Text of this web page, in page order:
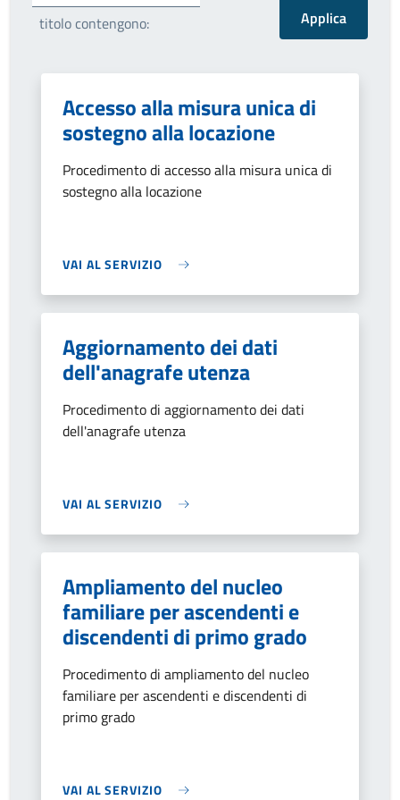
titolo contengono:
Accesso alla misura unica di
sostegno alla locazione
Procedimento di accesso alla misura unica di
sostegno alla locazione
VAI AL SERVIZIO
Aggiornamento dei dati
dell'anagrafe utenza
Procedimento di aggiornamento dei dati
dell'anagrafe utenza
VAI AL SERVIZIO
Ampliamento del nucleo
familiare per ascendenti e
discendenti di primo grado
Procedimento di ampliamento del nucleo
familiare per ascendenti e discendenti di
primo grado
VAI AL SERVIZIO